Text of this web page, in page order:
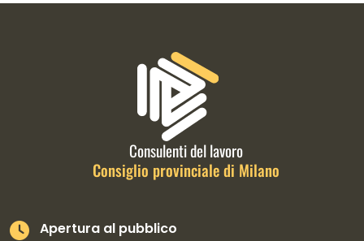
Informazioni di contatto e link
Consulenti del lavoro
Consiglio provinciale di Milano
Apertura al pubblico